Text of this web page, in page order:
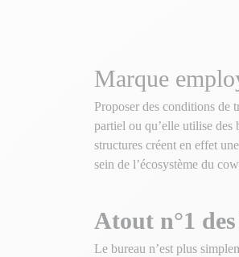
Marque
Proposer des conditions de
partiel ou qu’elle utilise
structures créent en effet
sein de l’écosystème du
Atout n°1
Le bureau n’est plus